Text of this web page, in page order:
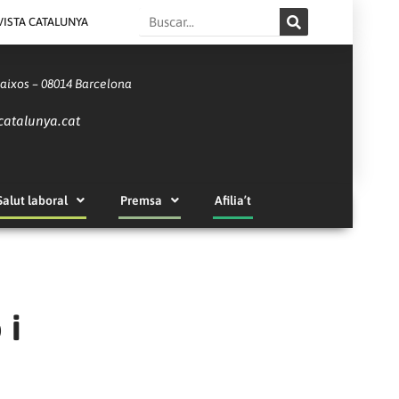
CATALUNYA Search
– 08014 Barcelona
laboral Premsa Afilia’t
i